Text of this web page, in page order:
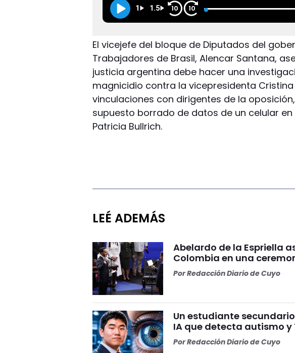
1 1.5 10 10
El vicejefe del bloque de Diputados del
Trabajadores de Brasil, Alencar Santana,
justicia argentina debe hacer una
magnicidio contra la vicepresidenta Cristina
vinculaciones con dirigentes de la
supuesto borrado de datos de un celular en
Patricia Bullrich.
LEÉ ADEMÁS
Abelardo de la Espriella
Colombia en una
PorRedacción Diario de Cuyo
Un estudiante
IA que detecta autismo y
PorRedacción Diario de Cuyo